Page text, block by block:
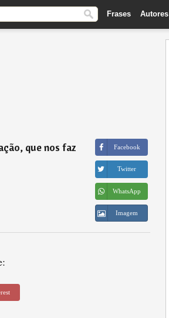
Frases Autores
que nos faz
Facebook
Twitter
WhatsApp
Imagem